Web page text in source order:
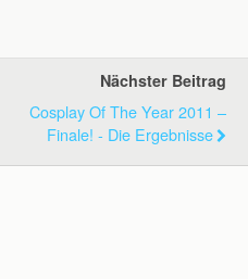
Nächster Beitrag
Cosplay Of The Year 2011 –
Finale! - Die Ergebnisse